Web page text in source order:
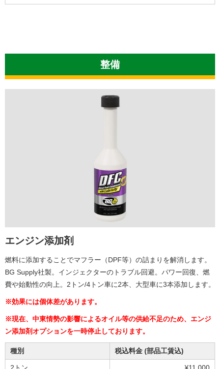
整備
エンジン添加剤
燃料に添加することでマフラー（DPF等）の詰まりを解消します。
BG Supply社製。インジェクターのトラブル回避。パワー回復、燃
費や始動性の向上。2トン/4トン車に2本、大型車に3本添加します。
※効果には個体差があります。
※現在、中東情勢の影響によるオイル等の供給不足のため、エンジ
ン添加剤オプションを一時停止しております。
種別 税込料金 (部品工賃込)